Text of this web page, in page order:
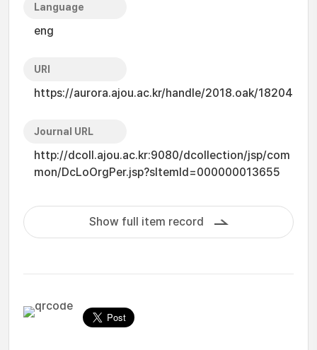
Language
eng
URI
https://aurora.ajou.ac.kr/handle/2018.oak/18204
Journal URL
http://dcoll.ajou.ac.kr:9080/dcollection/jsp/com
mon/DcLoOrgPer.jsp?sItemId=000000013655
Show full item record